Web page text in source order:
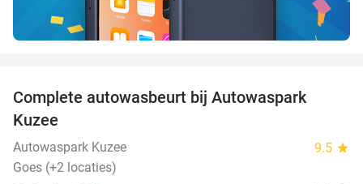
Complete autowasbeurt bij Autowaspark
Kuzee
Autowaspark Kuzee 9.5 star
Goes (+2 locaties)